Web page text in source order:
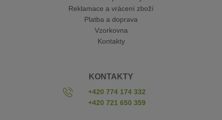
Reklamace a vrácení zboží
Platba a doprava
Vzorkovna
Kontakty
KONTAKTY
+420 774 174 332
+420 721 650 359